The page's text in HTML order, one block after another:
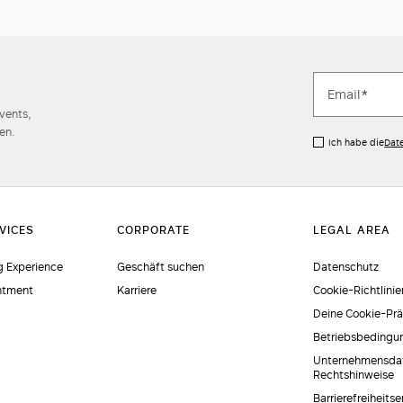
Ich habe die
Experience
Geschäft suchen
Karriere
Datenschutz
Cookie-
Deine Cookie-
Rechtshinweise